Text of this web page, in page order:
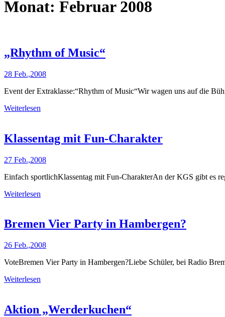
Monat: Februar 2008
„Rhythm of Music“
28 Feb.,2008
Event der Extraklasse:“Rhythm of Music“Wir wagen uns auf die
Weiterlesen
Klassentag mit Fun-Charakter
27 Feb.,2008
Einfach sportlichKlassentag mit Fun-CharakterAn der KGS gibt es
Weiterlesen
Bremen Vier Party in Hambergen?
26 Feb.,2008
VoteBremen Vier Party in Hambergen?Liebe Schüler, bei Radio
Weiterlesen
Aktion „Werderkuchen“